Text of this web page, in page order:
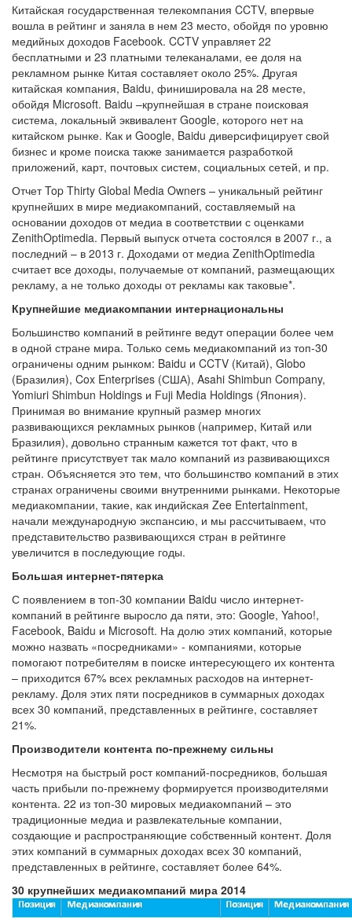
Китайская государственная телекомпания CCTV, впервые
вошла в рейтинг и заняла в нем 23 место, обойдя по уровню
медийных доходов Facebook. CCTV управляет 22
бесплатными и 23 платными телеканалами, ее доля на
рекламном рынке Китая составляет около 25%. Другая
китайская компания, Baidu, финишировала на 28 месте,
обойдя Microsoft. Baidu –крупнейшая в стране поисковая
система, локальный эквивалент Google, которого нет на
китайском рынке. Как и Google, Baidu диверсифицирует свой
бизнес и кроме поиска также занимается разработкой
приложений, карт, почтовых систем, социальных сетей, и пр.
Отчет Top Thirty Global Media Owners – уникальный рейтинг
крупнейших в мире медиакомпаний, составляемый на
основании доходов от медиа в соответствии с оценками
ZenithOptimedia. Первый выпуск отчета состоялся в 2007 г., а
последний – в 2013 г. Доходами от медиа ZenithOptimedia
считает все доходы, получаемые от компаний, размещающих
рекламу, а не только доходы от рекламы как таковые*.
Крупнейшие медиакомпании интернациональны
Большинство компаний в рейтинге ведут операции более чем
в одной стране мира. Только семь медиакомпаний из топ-30
ограничены одним рынком: Baidu и CCTV (Китай), Globo
(Бразилия), Cox Enterprises (США), Asahi Shimbun Company,
Yomiuri Shimbun Holdings и Fuji Media Holdings (Япония).
Принимая во внимание крупный размер многих
развивающихся рекламных рынков (например, Китай или
Бразилия), довольно странным кажется тот факт, что в
рейтинге присутствует так мало компаний из развивающихся
стран. Объясняется это тем, что большинство компаний в этих
странах ограничены своими внутренними рынками. Некоторые
медиакомпании, такие, как индийская Zee Entertainment,
начали международную экспансию, и мы рассчитываем, что
представительство развивающихся стран в рейтинге
увеличится в последующие годы.
Большая интернет-пятерка
С появлением в топ-30 компании Baidu число интернет-
компаний в рейтинге выросло да пяти, это: Google, Yahoo!,
Facebook, Baidu и Microsoft. На долю этих компаний, которые
можно назвать «посредниками» - компаниями, которые
помогают потребителям в поиске интересующего их контента
– приходится 67% всех рекламных расходов на интернет-
рекламу. Доля этих пяти посредников в суммарных доходах
всех 30 компаний, представленных в рейтинге, составляет
21%.
Производители контента по-прежнему сильны
Несмотря на быстрый рост компаний-посредников, большая
часть прибыли по-прежнему формируется производителями
контента. 22 из топ-30 мировых медиакомпаний – это
традиционные медиа и развлекательные компании,
создающие и распространяющие собственный контент. Доля
этих компаний в суммарных доходах всех 30 компаний,
представленных в рейтинге, составляет более 64%.
30 крупнейших медиакомпаний мира 2014